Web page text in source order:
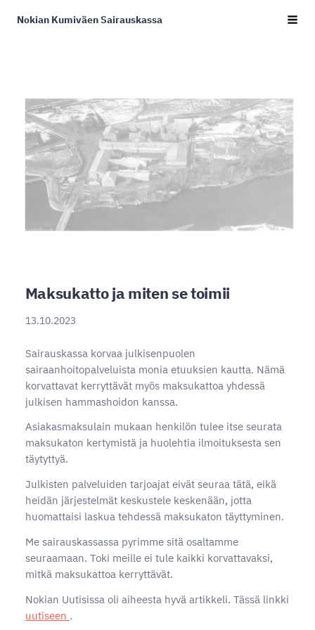
Siirry
Nokian Kumiväen Sairauskassa
Maksukatto ja miten se toimii
13.10.2023
Sairauskassa korvaa julkisenpuolen
sairaanhoitopalveluista monia etuuksien kautta. Nämä
korvattavat kerryttävät myös maksukattoa yhdessä
julkisen hammashoidon kanssa.
Asiakasmaksulain mukaan henkilön tulee itse seurata
maksukaton kertymistä ja huolehtia ilmoituksesta sen
täytyttyä.
Julkisten palveluiden tarjoajat eivät seuraa tätä, eikä
heidän järjestelmät keskustele keskenään, jotta
huomattaisi laskua tehdessä maksukaton täyttyminen.
Me sairauskassassa pyrimme sitä osaltamme
seuraamaan. Toki meille ei tule kaikki korvattavaksi,
mitkä maksukattoa kerryttävät.
Nokian Uutisissa oli aiheesta hyvä artikkeli. Tässä linkki
uutiseen .